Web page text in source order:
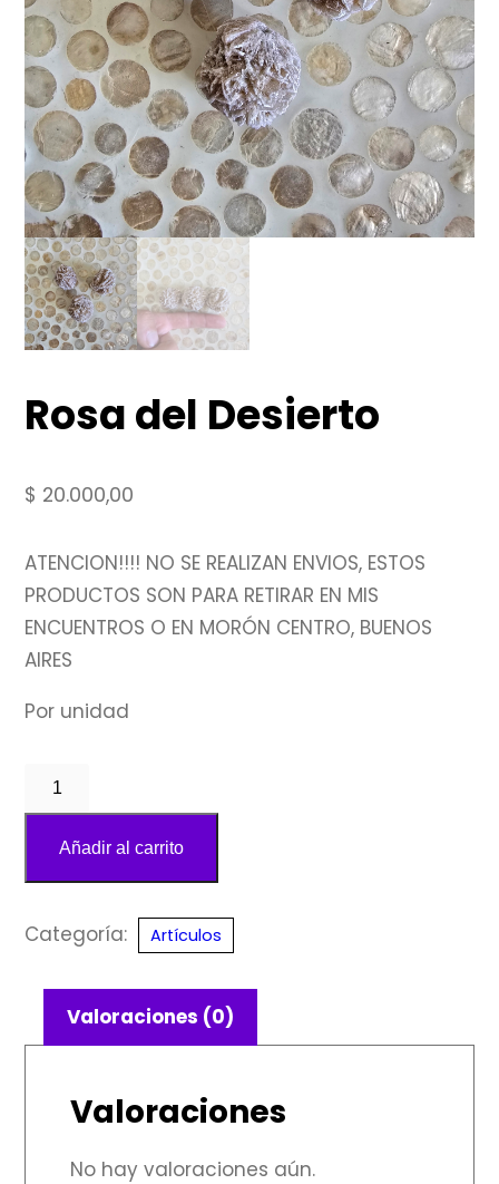
Rosa del Desierto
$ 20.000,00
ATENCION!!!! NO SE REALIZAN ENVIOS, ESTOS
PRODUCTOS SON PARA RETIRAR EN MIS
ENCUENTROS O EN MORÓN CENTRO, BUENOS
AIRES
Por unidad
Rosa
del
Desierto
cantidad
Añadir al carrito
Categoría: Artículos
Valoraciones (0)
Valoraciones
No hay valoraciones aún.